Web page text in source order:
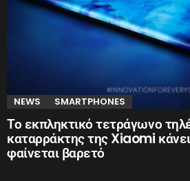
NEWS SMARTPHONES
Το εκπληκτικό τετράγωνο
καταρράκτης της Xiaomi
φαίνεται βαρετό